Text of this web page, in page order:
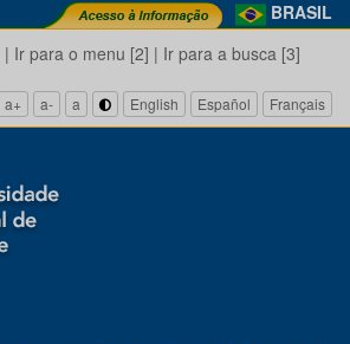
BRASIL
| Ir para o menu [2] | Ir para a busca [3]
a+ a- a English Español Français